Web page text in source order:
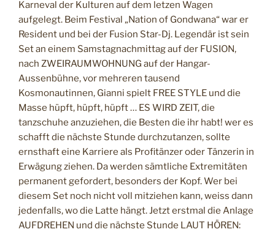
r
s
,
t
e
i
l
6
:
l
o
n
g
s
h
o
Karneval der Kulturen auf dem letzen Wagen
aufgelegt. Beim Festival „Nation of Gondwana“ war er
Resident und bei der Fusion Star-Dj. Legendär ist sein
Set an einem Samstagnachmittag auf der FUSION,
nach ZWEIRAUMWOHNUNG auf der Hangar-
Aussenbühne, vor mehreren tausend
Kosmonautinnen, Gianni spielt FREE STYLE und die
Masse hüpft, hüpft, hüpft … ES WIRD ZEIT, die
tanzschuhe anzuziehen, die Besten die ihr habt! wer es
schafft die nächste Stunde durchzutanzen, sollte
ernsthaft eine Karriere als Profitänzer oder Tänzerin in
Erwägung ziehen. Da werden sämtliche Extremitäten
permanent gefordert, besonders der Kopf. Wer bei
diesem Set noch nicht voll mitziehen kann, weiss dann
jedenfalls, wo die Latte hängt. Jetzt erstmal die Anlage
AUFDREHEN und die nächste Stunde LAUT HÖREN: